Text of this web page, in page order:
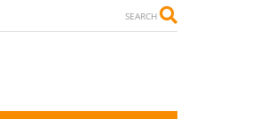
SEARCH